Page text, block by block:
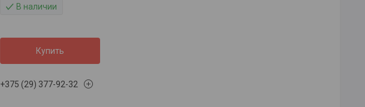
В наличии
Купить
+375 (29) 377-92-32